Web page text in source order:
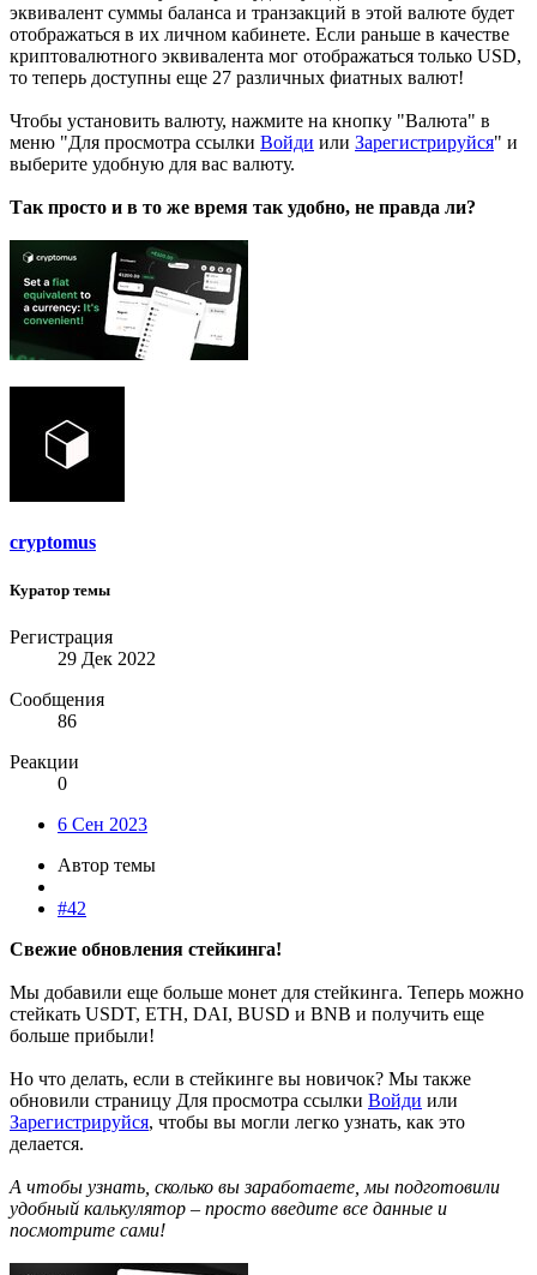
эквивалент суммы баланса и транзакций в этой валюте будет
отображаться в их личном кабинете. Если раньше в качестве
криптовалютного эквивалента мог отображаться только USD,
то теперь доступны еще 27 различных фиатных валют!
Чтобы установить валюту, нажмите на кнопку "Валюта" в
меню "Для просмотра ссылки Войди или Зарегистрируйся" и
выберите удобную для вас валюту.
Так просто и в то же время так удобно, не правда ли?
cryptomus
Куратор темы
Регистрация
29 Дек 2022
Сообщения
86
Реакции
0
6 Сен 2023
Автор темы
#42
Свежие обновления стейкинга!
Мы добавили еще больше монет для стейкинга. Теперь можно
стейкать USDT, ETH, DAI, BUSD и BNB и получить еще
больше прибыли!
Но что делать, если в стейкинге вы новичок? Мы также
обновили страницу Для просмотра ссылки Войди или
Зарегистрируйся, чтобы вы могли легко узнать, как это
делается.
А чтобы узнать, сколько вы заработаете, мы подготовили
удобный калькулятор – просто введите все данные и
посмотрите сами!